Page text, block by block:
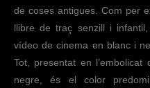
de coses antigues. Com per
llibre de traç senzill i
vídeo de cinema en blanc i
Tot, presentat en
negre, és el color